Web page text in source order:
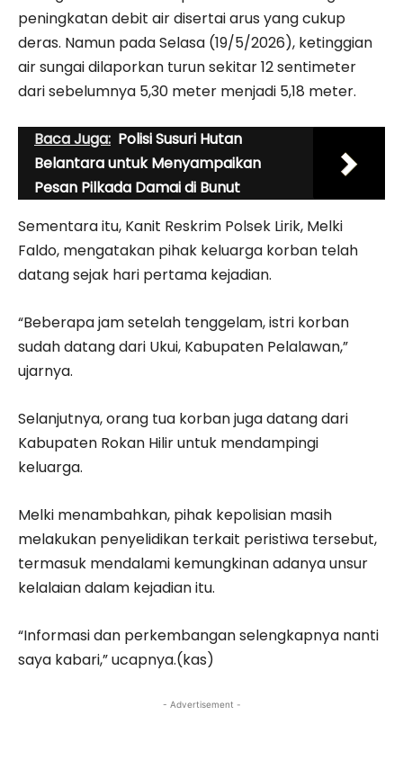
peningkatan debit air disertai arus yang cukup
deras. Namun pada Selasa (19/5/2026), ketinggian
air sungai dilaporkan turun sekitar 12 sentimeter
dari sebelumnya 5,30 meter menjadi 5,18 meter.
Baca Juga: Polisi Susuri Hutan
Belantara untuk Menyampaikan
Pesan Pilkada Damai di Bunut
Sementara itu, Kanit Reskrim Polsek Lirik, Melki
Faldo, mengatakan pihak keluarga korban telah
datang sejak hari pertama kejadian.
“Beberapa jam setelah tenggelam, istri korban
sudah datang dari Ukui, Kabupaten Pelalawan,”
ujarnya.
Selanjutnya, orang tua korban juga datang dari
Kabupaten Rokan Hilir untuk mendampingi
keluarga.
Melki menambahkan, pihak kepolisian masih
melakukan penyelidikan terkait peristiwa tersebut,
termasuk mendalami kemungkinan adanya unsur
kelalaian dalam kejadian itu.
“Informasi dan perkembangan selengkapnya nanti
saya kabari,” ucapnya.(kas)
- Advertisement -